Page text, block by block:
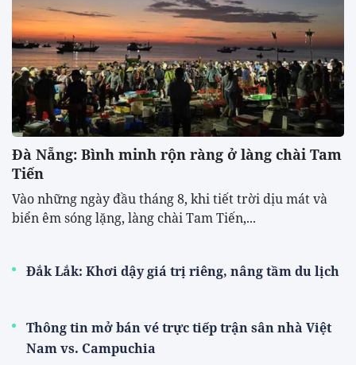
Đà Nẵng: Bình minh rộn ràng ở làng chài Tam
Tiến
Vào những ngày đầu tháng 8, khi tiết trời dịu mát và
biển êm sóng lặng, làng chài Tam Tiến,...
Đắk Lắk: Khơi dậy giá trị riêng, nâng tầm du lịch
Thông tin mở bán vé trực tiếp trận sân nhà Việt
Nam vs. Campuchia